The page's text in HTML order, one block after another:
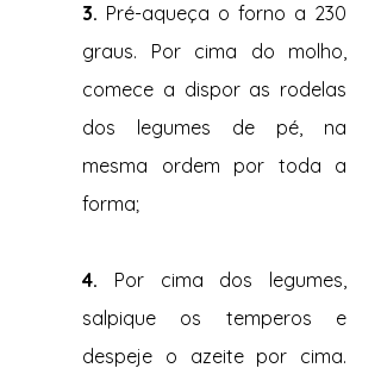
3. Pré-aqueça o forno a 230
graus. Por cima do molho,
comece a dispor as rodelas
dos legumes de pé, na
mesma ordem por toda a
forma;
4. Por cima dos legumes,
salpique os temperos e
despeje o azeite por cima.